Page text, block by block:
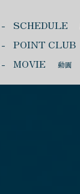
SCHEDULE
POINT CLUB
MOVIE 動画